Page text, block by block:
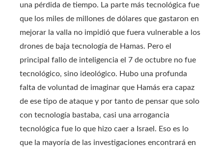
una pérdida de tiempo. La parte más tecnológica fue
que los miles de millones de dólares que gastaron en
mejorar la valla no impidió que fuera vulnerable a los
drones de baja tecnología de Hamas. Pero el
principal fallo de inteligencia el 7 de octubre no fue
tecnológico, sino ideológico. Hubo una profunda
falta de voluntad de imaginar que Hamás era capaz
de ese tipo de ataque y por tanto de pensar que solo
con tecnología bastaba, casi una arrogancia
tecnológica fue lo que hizo caer a Israel. Eso es lo
que la mayoría de las investigaciones encontrará en